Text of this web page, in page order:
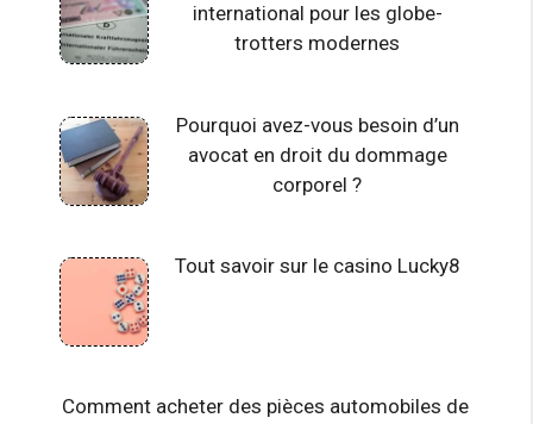
international pour les globe-
trotters modernes
Pourquoi avez-vous besoin d’un
avocat en droit du dommage
corporel ?
Tout savoir sur le casino Lucky8
Comment acheter des pièces automobiles de